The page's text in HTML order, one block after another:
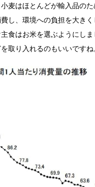
麦はほとんどが輸入品の
し、環境への負担を大き
食はお米を選ぶようにし
取り入れるのもいいですね